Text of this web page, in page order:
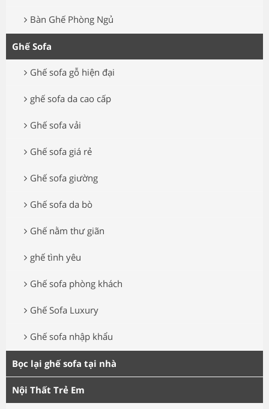
Bàn Ghế Phòng Ngủ
Ghế Sofa
Ghế sofa gỗ hiện đại
ghế sofa da cao cấp
Ghế sofa vải
Ghế sofa giá rẻ
Ghế sofa giường
Ghế sofa da bò
Ghế nằm thư giãn
ghế tình yêu
Ghế sofa phòng khách
Ghế Sofa Luxury
Ghế sofa nhập khẩu
Bọc lại ghế sofa tại nhà
Nội Thất Trẻ Em